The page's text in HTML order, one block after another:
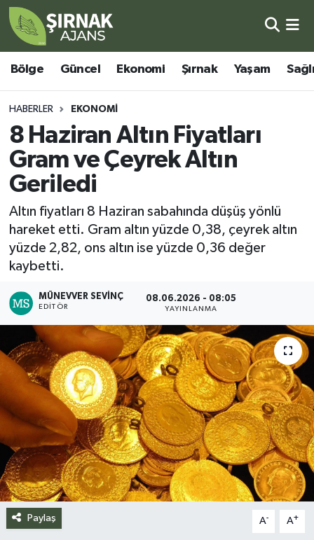
Bölge Güncel Ekonomi Şırnak Yaşam
HABERLER EKONOMI
8 Haziran Altın Fiyatları
Gram ve Çeyrek Altın
Geriledi
Altın fiyatları 8 Haziran sabahında düşüş yönlü
hareket etti. Gram altın yüzde 0,38, çeyrek altın
yüzde 2,82, ons altın ise yüzde 0,36 değer
kaybetti.
MÜNEVVER SEVINÇ
EDITÖR
08.06.2026 - 08:05
YAYINLANMA
Paylaş A- A+
Bölge
Güncel
Ekonomi
Şırnak
Yaşam
Sağlık
Eğitim
Kültür - Sanat
Siyaset
Spor
Teknoloji
Yazarlar
Şırnak Nöbetçi Eczaneler
Şırnak Hava Durumu
Şirnak Namaz Vakitleri
Şırnak Trafik Yoğunluk Haritası
Süper Lig Puan Durumu ve Fikstür
Tüm Manşetler
Son Dakika Haberleri
Haber Arşivi